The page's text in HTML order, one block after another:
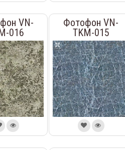
VN-
016
Фотофон VN-
TKM-015